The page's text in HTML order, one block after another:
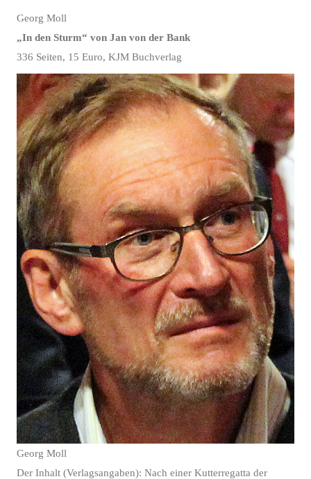
Georg Moll
„In den Sturm“ von Jan von der Bank
336 Seiten, 15 Euro, KJM Buchverlag
Georg Moll
Der Inhalt (Verlagsangaben): Nach einer Kutterregatta der